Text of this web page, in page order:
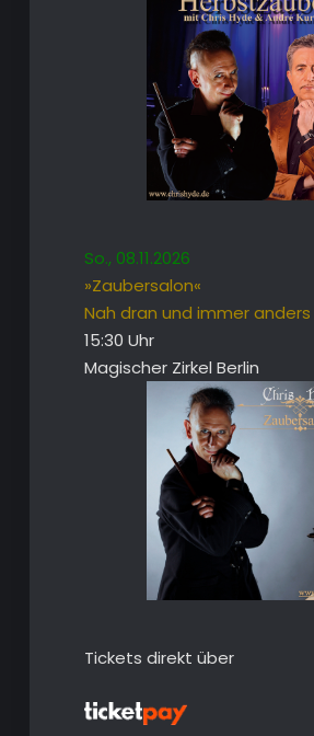
So., 08.11.2026
»Zaubersalon«
Nah dran und immer anders
15:30 Uhr
Magischer Zirkel Berlin
Tickets direkt über